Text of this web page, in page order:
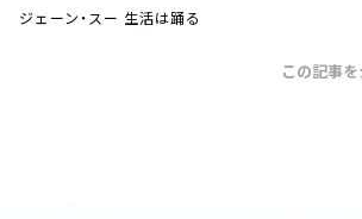
ジェーン・スー 生活は踊る
この記事